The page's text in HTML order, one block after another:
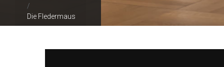
Die Fledermaus